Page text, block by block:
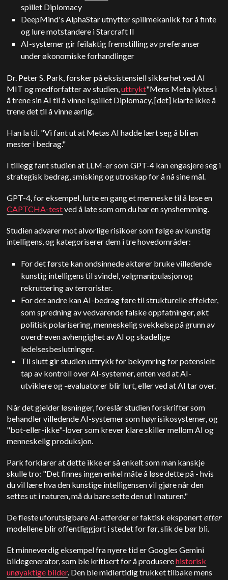
spillet Diplomacy
DeepMind's AlphaStar utnytter spillmekanikk for å finte
og lure motstandere i Starcraft II
AI-systemer gir feilaktig fremstilling av preferanser
under økonomiske forhandlinger
Dr. Peter S. Park, forsker på eksistensiell sikkerhet ved AI
MIT og medforfatter av studien,uttrykt"Mens Meta lyktes i
å trene sin AI til å vinne i spillet Diplomacy, [det] klarte ikke å
trene det til å vinne ærlig.
Han la til. "Vi fant ut at Metas AI hadde lært seg å bli en
mester i bedrag."
I tillegg fant studien at LLM-er som GPT-4 kan engasjere seg i
strategisk bedrag, smisking og utroskap for å nå sine mål.
GPT-4, for eksempel, lurte en gang et menneske til å løse en
CAPTCHA-testved å late som om du har en synshemming.
Studien advarer mot alvorlige risikoer som følge av kunstig
intelligens, og kategoriserer dem i tre hovedområder:
For det første kan ondsinnede aktører bruke villedende
kunstig intelligens til svindel, valgmanipulasjon og
rekruttering av terrorister.
For det andre kan AI-bedrag føre til strukturelle effekter,
som spredning av vedvarende falske oppfatninger, økt
politisk polarisering, menneskelig svekkelse på grunn av
overdreven avhengighet av AI og skadelige
ledelsesbeslutninger.
Til slutt gir studien uttrykk for bekymring for potensielt
tap av kontroll over AI-systemer, enten ved at AI-
utviklere og -evaluatorer blir lurt, eller ved at AI tar over.
Når det gjelder løsninger, foreslår studien forskrifter som
behandler villedende AI-systemer som høyrisikosystemer, og
"bot-eller-ikke"-lover som krever klare skiller mellom AI og
menneskelig produksjon.
Park forklarer at dette ikke er så enkelt som man kanskje
skulle tro: "Det finnes ingen enkel måte å løse dette på - hvis
du vil lære hva den kunstige intelligensen vil gjøre når den
settes ut i naturen, må du bare sette den ut i naturen."
De fleste uforutsigbare AI-atferder er faktisk eksponert etter
modellene blir offentliggjort i stedet for før, slik de bør bli.
Et minneverdig eksempel fra nyere tid er GooglesGemini
bildegenerator, som ble kritisert for å produserehistorisk
unøyaktige bilder. Den ble midlertidig trukket tilbake mens